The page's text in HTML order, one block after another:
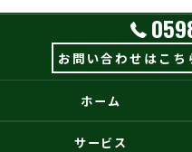
お問い合わせはこち
ホーム
サービス